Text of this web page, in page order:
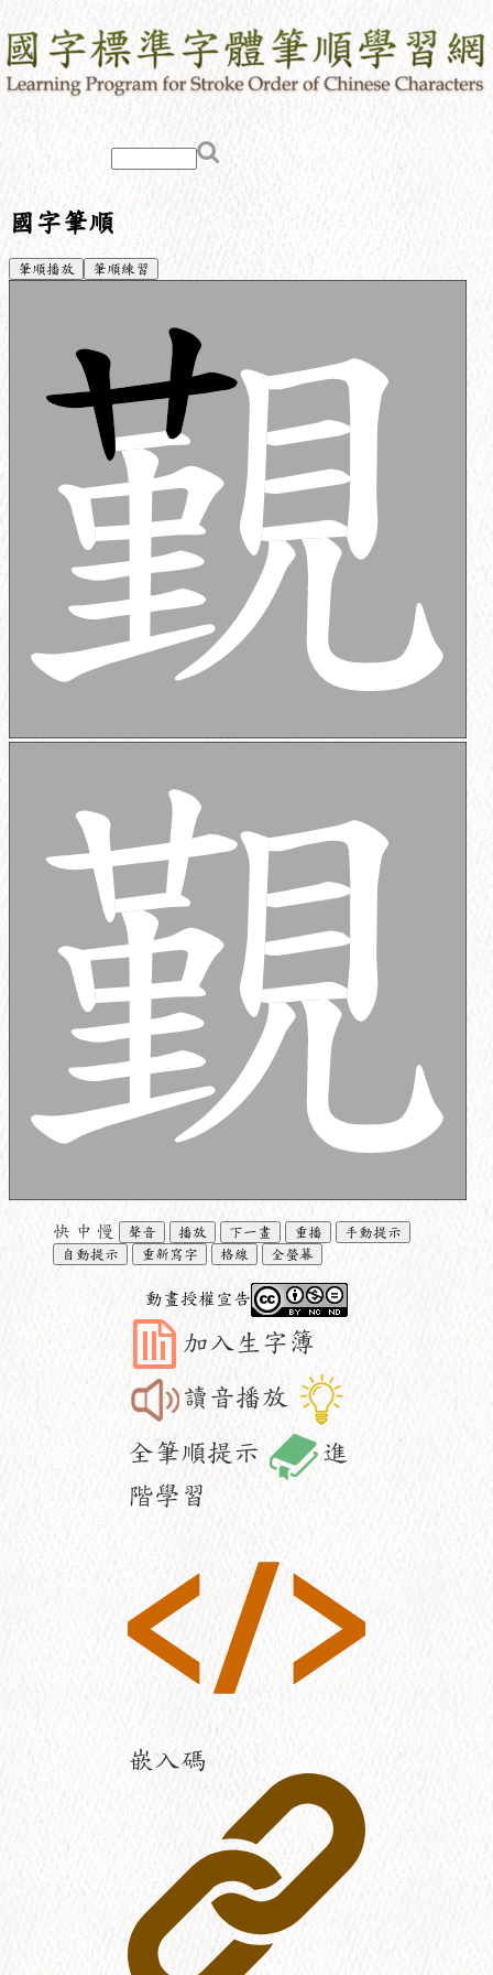
國字筆順
筆順播放 筆順練習
快 中 慢 聲音 播放 下一畫 重播
手動提示
自動提示
重新寫字 格線 全螢幕
動畫授權宣告
加入生字簿
讀音播放
全筆順提示
進
階學習
嵌入碼